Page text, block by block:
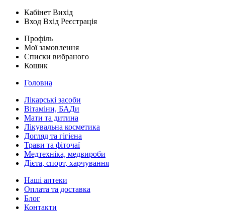
Кабінет Вихід
Вход Вхід Реєстрація
Профіль
Мої замовлення
Списки вибраного
Кошик
Головна
Лікарські засоби
Вітаміни, БАДи
Мати та дитина
Лікувальна косметика
Догляд та гігієна
Трави та фіточаї
Медтехніка, медвироби
Дієта, спорт, харчування
Наші аптеки
Оплата та доставка
Блог
Контакти